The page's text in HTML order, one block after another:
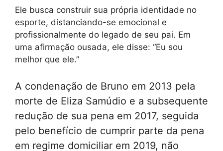
Ele busca construir sua própria identidade no
esporte, distanciando-se emocional e
profissionalmente do legado de seu pai. Em
uma afirmação ousada, ele disse: “Eu sou
melhor que ele.”
A condenação de Bruno em 2013 pela
morte de Eliza Samúdio e a subsequente
redução de sua pena em 2017, seguida
pelo benefício de cumprir parte da pena
em regime domiciliar em 2019, não